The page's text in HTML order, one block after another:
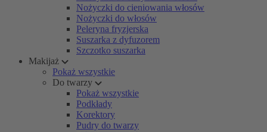
Nożyczki do cieniowania włosów
Nożyczki do włosów
Peleryna fryzjerska
Suszarka z dyfuzorem
Szczotko suszarka
Makijaż
Pokaż wszystkie
Do twarzy
Pokaż wszystkie
Podkłady
Korektory
Pudry do twarzy